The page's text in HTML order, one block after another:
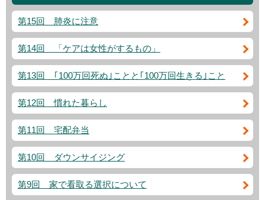
第15回 肺炎に注意
第14回 「ケアは女性がするもの」
第13回 ｢100万回死ぬ｣ことと｢100万回生きる｣こと
第12回 慣れた暮らし
第11回 宅配弁当
第10回 ダウンサイジング
第9回 家で看取る選択について